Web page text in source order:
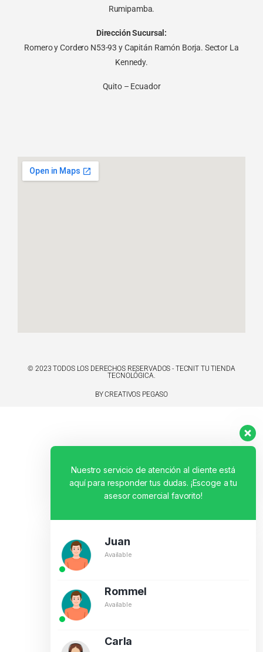
Rumipamba.
Dirección Sucursal:
Romero y Cordero N53-93 y Capitán Ramón Borja. Sector La
Kennedy.
Quito – Ecuador
© 2023 TODOS LOS DERECHOS RESERVADOS - TECNIT TU TIENDA
TECNOLÓGICA.
BY CREATIVOS PEGASO
Nuestro servicio de atención al cliente está
aquí para responder tus dudas. ¡Escoge a tu
asesor comercial favorito!
Juan
Available
Rommel
Available
Carla